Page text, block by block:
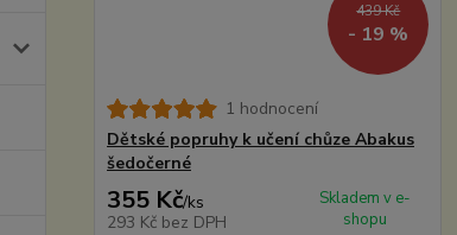
439 Kč
- 19 %
1 hodnocení
Dětské popruhy k učení chůze Abakus
šedočerné
355 Kč/ks
293 Kč bez DPH
Skladem v e-
shopu